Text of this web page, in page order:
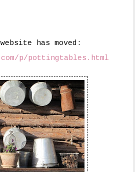
has moved:
p/pottingtables.html